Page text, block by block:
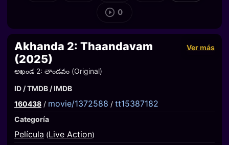
0
Akhanda 2: Thaandavam
(2025)
Ver más
అఖండ 2: తాండవం (Original)
ID / TMDB / IMDB
160438 / movie/1372588 / tt15387182
Categoría
Película (Live Action)